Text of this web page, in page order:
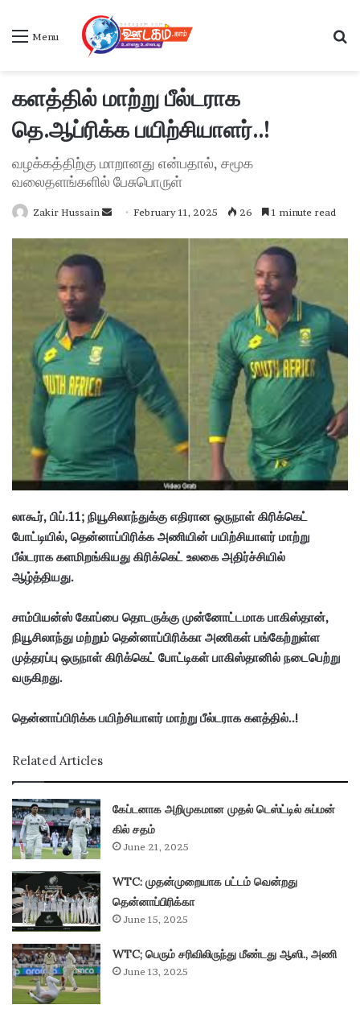
Menu
களத்தில் மாற்று பீல்டராக
தெ.ஆப்ரிக்க பயிற்சியாளர்..!
வழக்கத்திற்கு மாறானது என்பதால், சமூக
வலைதளங்களில் பேசுபொருள்
Zakir Hussain
e
m
a
l
February 11, 2025 26 1 minute read
லாகூர், பிப்.11; நியூசிலாந்துக்கு எதிரான ஒருநாள் கிரிக்கெட்
போட்டியில், தென்னாப்பிரிக்க அணியின் பயிற்சியாளர் மாற்று
பீல்டராக களமிறங்கியது கிரிக்கெட் உலகை அதிர்ச்சியில்
ஆழ்த்தியது.
சாம்பியன்ஸ் கோப்பை தொடருக்கு முன்னோட்டமாக பாகிஸ்தான்,
நியூசிலாந்து மற்றும் தென்னாப்பிரிக்கா அணிகள் பங்கேற்றுள்ள
முத்தரப்பு ஒருநாள் கிரிக்கெட் போட்டிகள் பாகிஸ்தானில் நடைபெற்று
வருகிறது.
தென்னாப்பிரிக்க பயிற்சியாளர் மாற்று பீல்டராக களத்தில்..!
Related Articles
கேப்டனாக அறிமுகமான முதல் டெஸ்ட்டில் சுப்மன்
கில் சதம்
June 21, 2025
WTC: முதன்முறையாக பட்டம் வென்றது
தென்னாப்பிரிக்கா
June 15, 2025
WTC; பெரும் சரிவிலிருந்து மீண்டது ஆஸி., அணி
June 13, 2025